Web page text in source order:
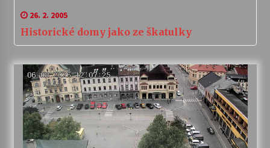
26. 2. 2005
Historické domy jako ze škatulky